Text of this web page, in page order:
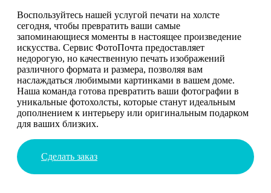
Воспользуйтесь нашей услугой печати на холсте
сегодня, чтобы превратить ваши самые
запоминающиеся моменты в настоящее произведение
искусства. Сервис ФотоПочта предоставляет
недорогую, но качественную печать изображений
различного формата и размера, позволяя вам
наслаждаться любимыми картинками в вашем доме.
Наша команда готова превратить ваши фотографии в
уникальные фотохолсты, которые станут идеальным
дополнением к интерьеру или оригинальным подарком
для ваших близких.
Сделать заказ